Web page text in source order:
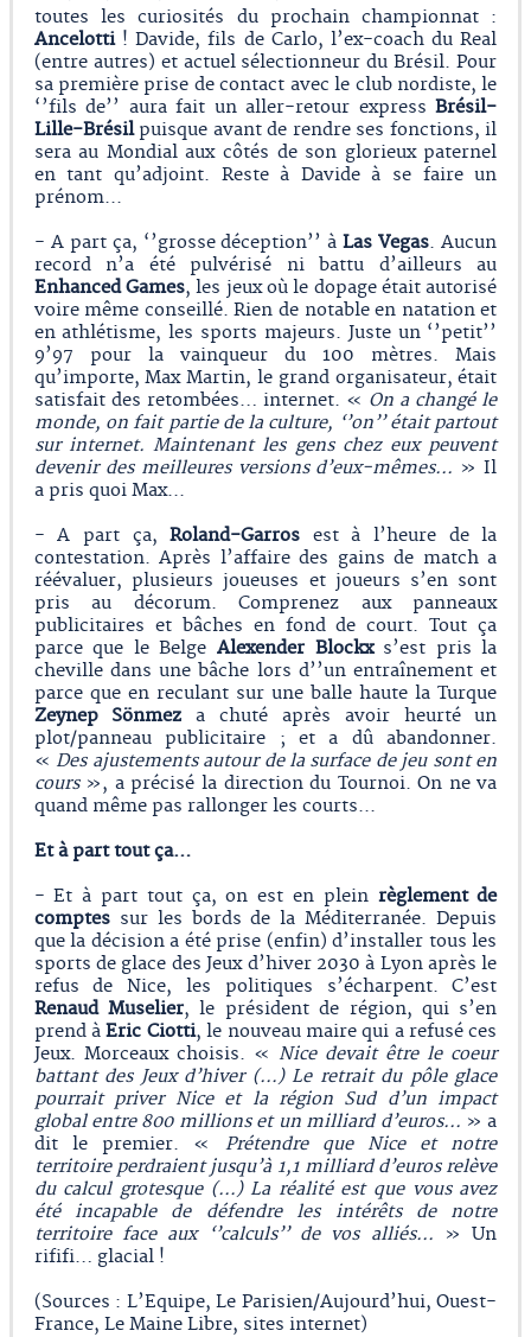
toutes les curiosités du prochain championnat :
Ancelotti! Davide, fils de Carlo, l’ex-coach du Real
(entre autres) et actuel sélectionneur du Brésil. Pour
sa première prise de contact avec le club nordiste, le
‘’fils de’’ aura fait un aller-retour expressBrésil-
Lille-Brésilpuisque avant de rendre ses fonctions, il
sera au Mondial aux côtés de son glorieux paternel
en tant qu’adjoint. Reste à Davide à se faire un
prénom...
- A part ça, ‘’grosse déception’’ àLas Vegas. Aucun
record n’a été pulvérisé ni battu d’ailleurs au
Enhanced Games, les jeux où le dopage était autorisé
voire même conseillé. Rien de notable en natation et
en athlétisme, les sports majeurs. Juste un ‘’petit’’
9’97 pour la vainqueur du 100 mètres. Mais
qu’importe, Max Martin, le grand organisateur, était
satisfait des retombées… internet. « On a changé le
monde, on fait partie de la culture, ‘’on’’ était partout
sur internet. Maintenant les gens chez eux peuvent
devenir des meilleures versions d’eux-mêmes... » Il
a pris quoi Max...
- A part ça,Roland-Garros est à l’heure de la
contestation. Après l’affaire des gains de match a
réévaluer, plusieurs joueuses et joueurs s’en sont
pris au décorum. Comprenez aux panneaux
publicitaires et bâches en fond de court. Tout ça
parce que le Belge Alexender Blockxs’est pris la
cheville dans une bâche lors d’’un entraînement et
parce que en reculant sur une balle haute la Turque
Zeynep Sönmez a chuté après avoir heurté un
plot/panneau publicitaire ; et a dû abandonner.
«Des ajustements autour de la surface de jeu sont en
cours», a précisé la direction du Tournoi. On ne va
quand même pas rallonger les courts...
Et à part tout ça…
- Et à part tout ça, on est en plein règlement de
comptessur les bords de la Méditerranée. Depuis
que la décision a été prise (enfin) d’installer tous les
sports de glace des Jeux d’hiver 2030 à Lyon après le
refus de Nice, les politiques s’écharpent. C’est
Renaud Muselier, le président de région, qui s’en
prend àEric Ciotti, le nouveau maire qui a refusé ces
Jeux. Morceaux choisis. « Nice devait être le coeur
battant des Jeux d’hiver (…) Le retrait du pôle glace
pourrait priver Nice et la région Sud d’un impact
global entre 800 millions et un milliard d’euros... » a
dit le premier. « Prétendre que Nice et notre
territoire perdraient jusqu’à 1,1 milliard d’euros relève
du calcul grotesque (…) La réalité est que vous avez
été incapable de défendre les intérêts de notre
territoire face aux ‘’calculs’’ de vos alliés...
» Un
rififi… glacial !
(Sources : L’Equipe, Le Parisien/Aujourd’hui, Ouest-
France, Le Maine Libre, sites internet)